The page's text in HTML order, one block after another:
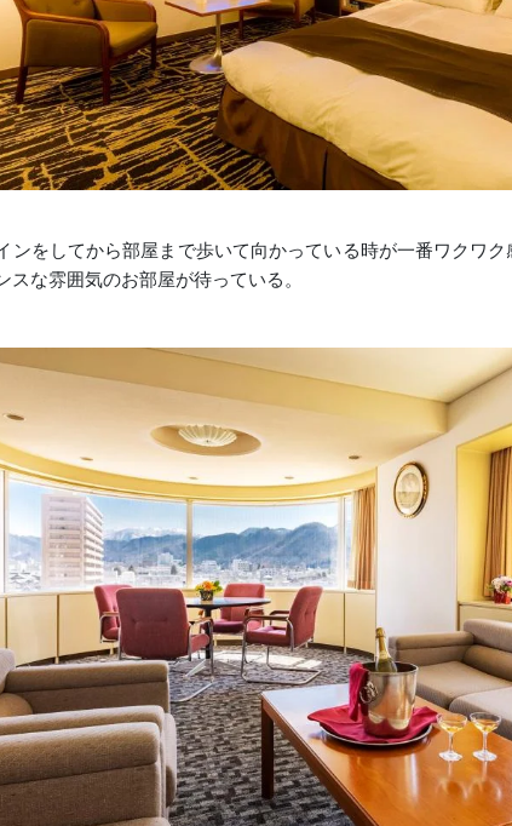
ンをしてから部屋まで歩いて向かっている時が一番ワクワ
スな雰囲気のお部屋が待っている。